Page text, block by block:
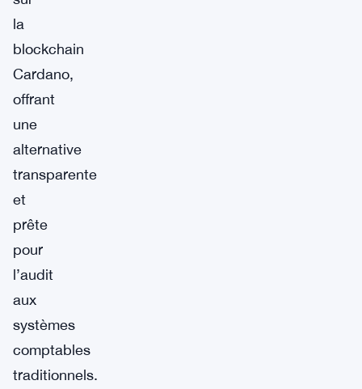
la
blockchain
Cardano,
offrant
une
alternative
transparente
et
prête
pour
l’audit
aux
systèmes
comptables
traditionnels.